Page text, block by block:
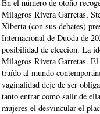
En el número de otoño
Milagros Rivera Garretas,
Xiberta (con sus debates)
Internacional de Duoda de
posibilidad de eleccion. La
Milagros Rivera Garretas.
traído al mundo
vaginalidad deje de ser
tanto entrar como salir de
mujeres el desvincular el